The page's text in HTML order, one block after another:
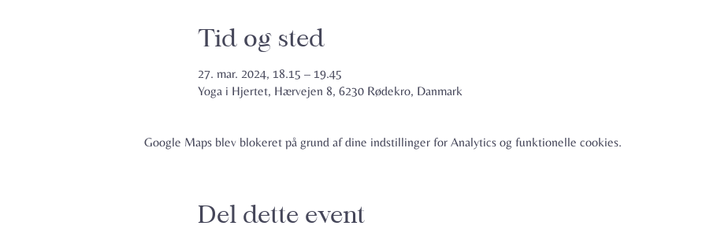
Tid og sted
27. mar. 2024, 18.15 – 19.45
Yoga i Hjertet, Hærvejen 8, 6230 Rødekro, Danmark
Google Maps blev blokeret på grund af dine indstillinger for Analytics og funktionelle cookies.
Del dette event